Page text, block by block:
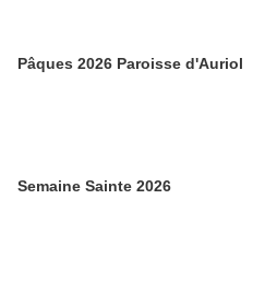
Pâques 2026 Paroisse d'Auriol
Semaine Sainte 2026